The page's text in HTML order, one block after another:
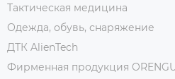
Тактическая медицина
Одежда, обувь, снаряжение
ДТК AlienTech
Фирменная продукция